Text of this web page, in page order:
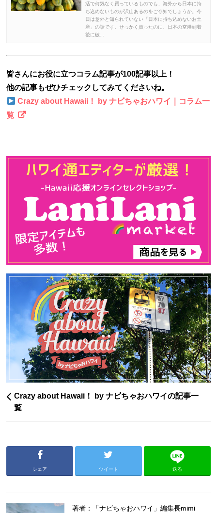
活で何気なく買っているものでも、海外から日本に持
ち込めないものが沢山あるのをご存知でしょうか。今
日は意外と知られていない「日本に持ち込めないお土
産」の話です。せっかく買ったのに、日本の空港到着
後に破...
皆さんにお役に立つコラム記事が100記事以上！
他の記事もぜひチェックしてみてくださいね。
Crazy about Hawaii！ by ナビちゃおハワイ｜コラム一
覧
Crazy about Hawaii！ by ナビちゃおハワイの記事一
覧
シェア ツイート 送る
著者：「ナビちゃおハワイ」編集長mimi